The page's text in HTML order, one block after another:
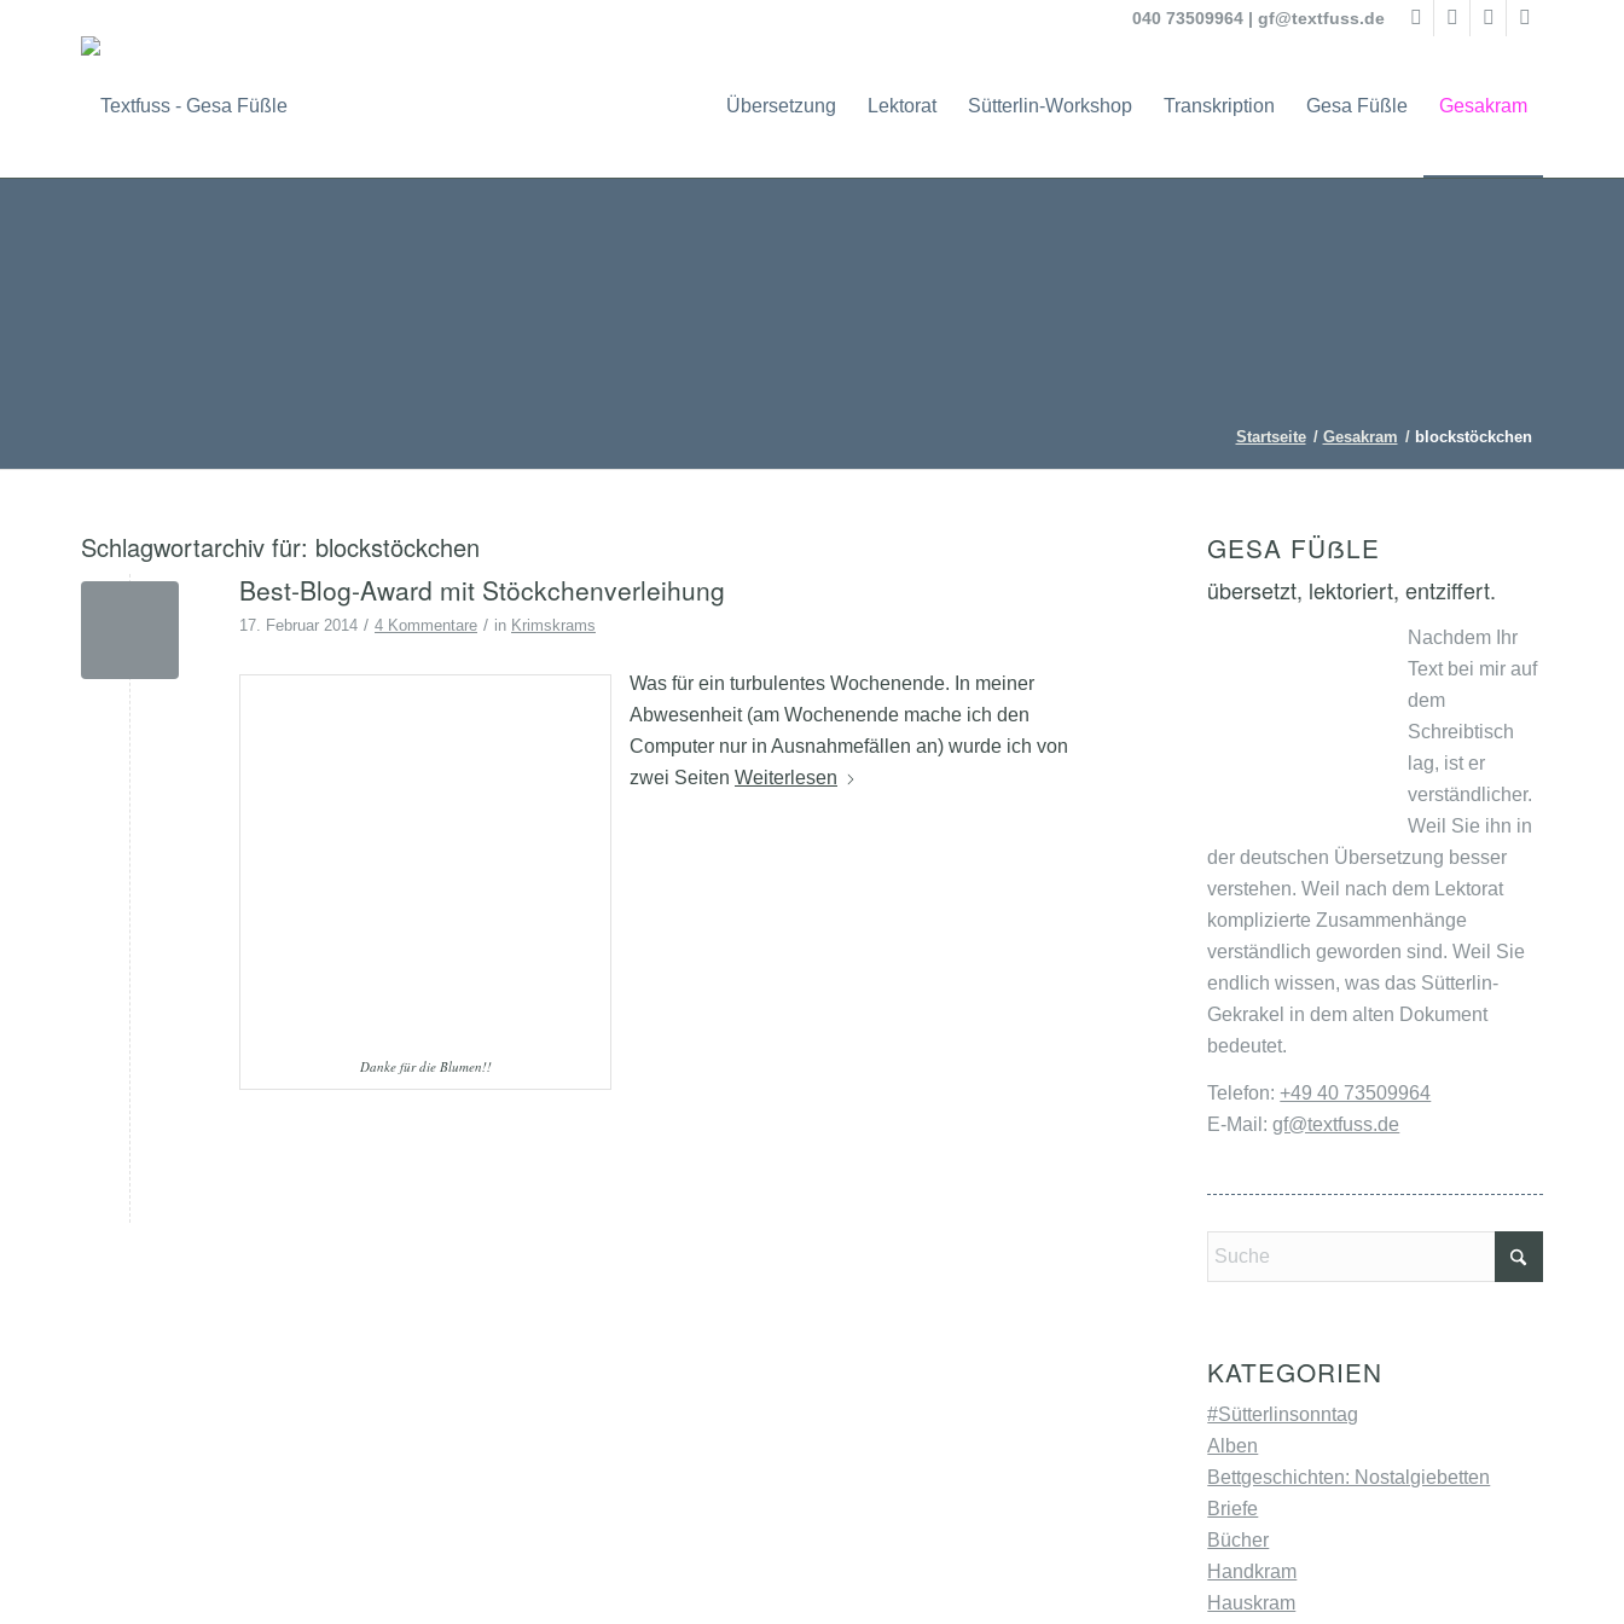
040 73509964 | gf@textfuss.de
Übersetzung Lektorat Sütterlin-Workshop Transkription Gesa Füßle Gesakram
Startseite / Gesakram / blockstöckchen
Schlagwortarchiv für: blockstöckchen
Best-Blog-Award mit Stöckchenverleihung
17. Februar 2014 / 4 Kommentare / in Krimskrams
Danke für die Blumen!!
Was für ein turbulentes Wochenende. In meiner
Abwesenheit (am Wochenende mache ich den
Computer nur in Ausnahmefällen an) wurde ich von
zwei Seiten Weiterlesen
GESA FÜẞLE
übersetzt, lektoriert, entziffert.
Nachdem Ihr
Text bei mir auf
dem
Schreibtisch
lag, ist er
verständlicher.
Weil Sie ihn in
der deutschen Übersetzung besser
verstehen. Weil nach dem Lektorat
komplizierte Zusammenhänge
verständlich geworden sind. Weil Sie
endlich wissen, was das Sütterlin-
Gekrakel in dem alten Dokument
bedeutet.
Telefon:+49 40 73509964
E-Mail:gf@textfuss.de
KATEGORIEN
#Sütterlinsonntag
Alben
Bettgeschichten: Nostalgiebetten
Briefe
Bücher
Handkram
Hauskram